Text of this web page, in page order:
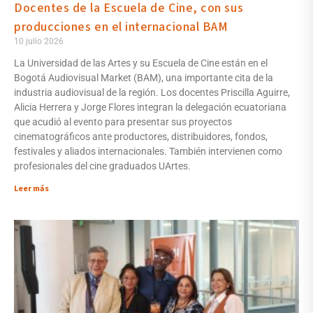
Docentes de la Escuela de Cine, con sus
producciones en el internacional BAM
10 julio 2026
La Universidad de las Artes y su Escuela de Cine están en el
Bogotá Audiovisual Market (BAM), una importante cita de la
industria audiovisual de la región. Los docentes Priscilla Aguirre,
Alicia Herrera y Jorge Flores integran la delegación ecuatoriana
que acudió al evento para presentar sus proyectos
cinematográficos ante productores, distribuidores, fondos,
festivales y aliados internacionales. También intervienen como
profesionales del cine graduados UArtes.
Leer más